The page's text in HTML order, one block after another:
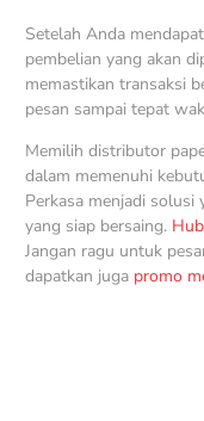
Setelah Anda
pembelian yang akan
memastikan transaksi
pesan sampai tepat
Memilih distributor
dalam memenuhi
Perkasa menjadi
yang siap bersaing.
Jangan ragu untuk
dapatkan juga promo